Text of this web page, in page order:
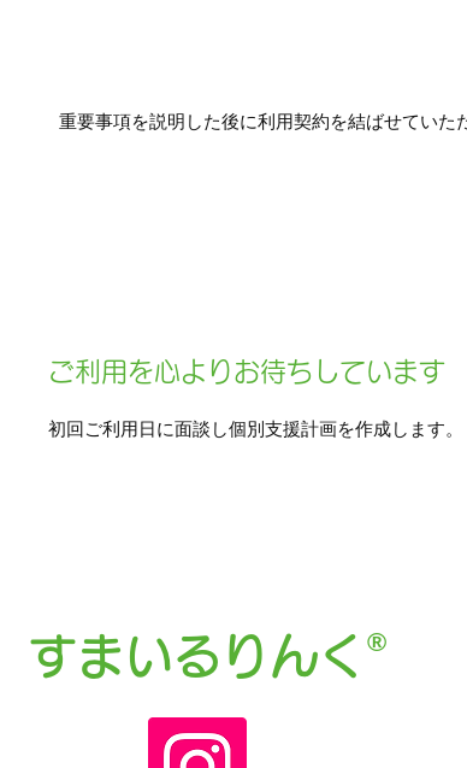
重要事項を説明した後に利用契約を結ばせていた
初回ご利用日に面談し個別支援計画を作成します。
ご利用を心よりお待ちしています
すまいるりんく ®